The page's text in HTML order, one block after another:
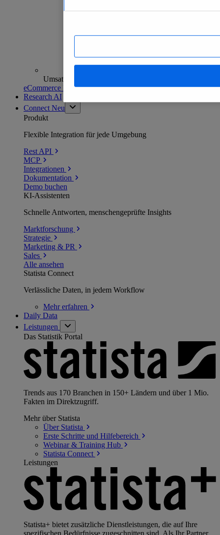
Umsatzanalysen und -prognosen
eCommerce Insights entdecken
Research AI
Connect Neu
Produkt
Flexible Integration für jede Umgebung
Rest API
MCP
Integrationen
Dokumentation
Demo buchen
KI-Assistenten
Schnelle Antworten, menschengeprüfte Insights
Marktforschung
Strategie
Marketing & PR
Sales
Alle ansehen
Statista Connect
Verlässliche Daten, in jedem Workflow
Mehrerfahren
Daily Data
Leistungen
Das Statistik Portal
Trends aus 170 Branchen in 150+ Ländern und über 1 Mio.
Fakten im Direktzugriff.
Mehr über Statista
Über Statista
Erste Schritte und Hilfebereich
Webinar & Training Hub
Statista Connect
Leistungen
Statista+ bietet zusätzliche Dienstleistungen, die auf Ihre
spezifischen Bedürfnisse zugeschnitten sind. Als Ihr Partner